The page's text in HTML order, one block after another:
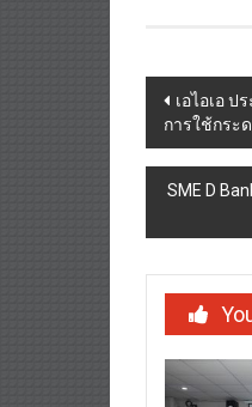
Post
เอไอเอ ป
การใช้กระ
SME D